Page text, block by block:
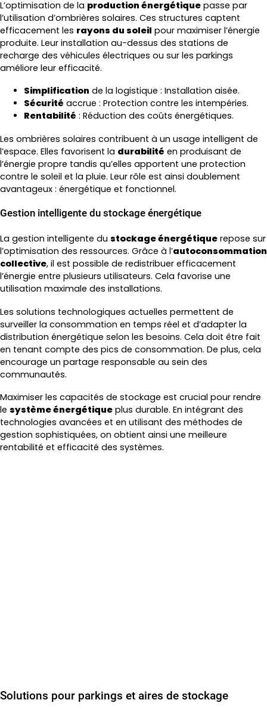
L’optimisation de la production énergétique passe par
l’utilisation d’ombrières solaires. Ces structures captent
efficacement les rayons du soleil pour maximiser l’énergie
produite. Leur installation au-dessus des stations de
recharge des véhicules électriques ou sur les parkings
améliore leur efficacité.
Simplification de la logistique : Installation aisée.
Sécurité accrue : Protection contre les intempéries.
Rentabilité : Réduction des coûts énergétiques.
Les ombrières solaires contribuent à un usage intelligent de
l’espace. Elles favorisent la durabilité en produisant de
l’énergie propre tandis qu’elles apportent une protection
contre le soleil et la pluie. Leur rôle est ainsi doublement
avantageux : énergétique et fonctionnel.
Gestion intelligente du stockage énergétique
La gestion intelligente du stockage énergétique repose sur
l’optimisation des ressources. Grâce à l’autoconsommation
collective, il est possible de redistribuer efficacement
l’énergie entre plusieurs utilisateurs. Cela favorise une
utilisation maximale des installations.
Les solutions technologiques actuelles permettent de
surveiller la consommation en temps réel et d’adapter la
distribution énergétique selon les besoins. Cela doit être fait
en tenant compte des pics de consommation. De plus, cela
encourage un partage responsable au sein des
communautés.
Maximiser les capacités de stockage est crucial pour rendre
le système énergétique plus durable. En intégrant des
technologies avancées et en utilisant des méthodes de
gestion sophistiquées, on obtient ainsi une meilleure
rentabilité et efficacité des systèmes.
Solutions pour parkings et aires de stockage